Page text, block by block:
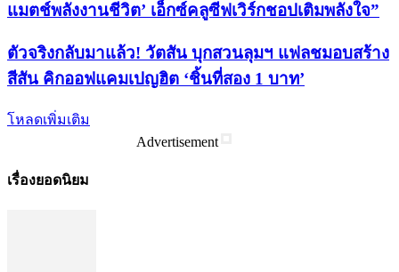
แมตช์พลังงานชีวิต’ เอ็กซ์คลูซีฟเวิร์กชอปเติมพลังใจ”
ตัวจริงกลับมาแล้ว! วัตสัน บุกสวนลุมฯ แฟลชมอบสร้าง
สีสัน คิกออฟแคมเปญฮิต ‘ชิ้นที่สอง 1 บาท’
โหลดเพิ่มเติม
Advertisement
เรื่องยอดนิยม